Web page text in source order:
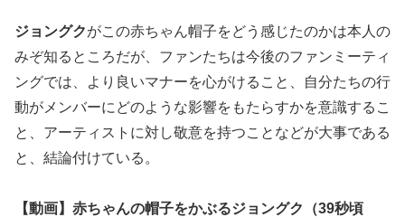
ジョングクがこの赤ちゃん帽子をどう感じたのかは本人の
みぞ知るところだが、ファンたちは今後のファンミーティ
ングでは、より良いマナーを心がけること、自分たちの行
動がメンバーにどのような影響をもたらすかを意識するこ
と、アーティストに対し敬意を持つことなどが大事である
と、結論付けている。
【動画】赤ちゃんの帽子をかぶるジョングク（39秒頃